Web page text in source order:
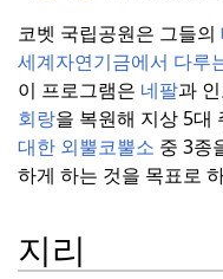
코벳 국립공원은 그들의
세계자연기금에서 다루
이 프로그램은 네팔과
회랑을 복원해 지상 5대
대한 외뿔코뿔소 중 3종
하게 하는 것을 목표로
지리